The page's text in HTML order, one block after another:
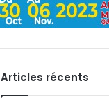
Articles récents